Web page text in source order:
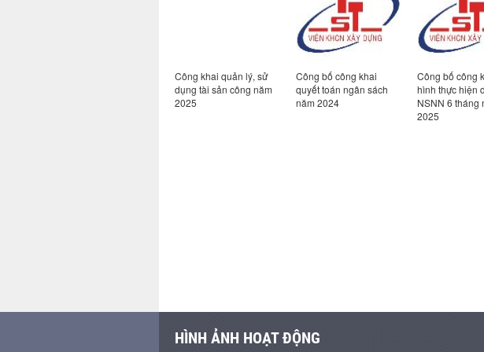
Công khai quản lý, sử
dụng tài sản công năm
2025
Công bố công khai
quyết toán ngân sách
năm 2024
Công bố công
hình thực hiện
NSNN 6 tháng
2025